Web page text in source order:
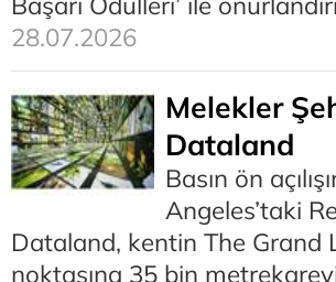
28.07.2026
Melekler
Dataland
Basın ön
Angeles’taki
Dataland, kentin The
noktasına 35 bin